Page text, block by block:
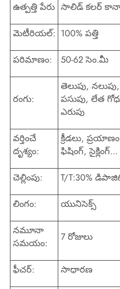
ఉత్పత్తి పేరు సాలిడ్ కలర్
మెటీరియల్: 100% పత్తి
పరిమాణం: 50-62 సెం.మీ
రంగు:
తెలుపు,
పసుపు, లేత
ఎరుపు
వర్తించే
దృశ్యం:
క్రీడలు,
ఫిషింగ్, సైక్లింగ్...
చెల్లింపు: T/T:30%
లింగం: యునిసెక్స్
నమూనా
సమయం:
7 రోజులు
ఫీచర్: సాధారణ